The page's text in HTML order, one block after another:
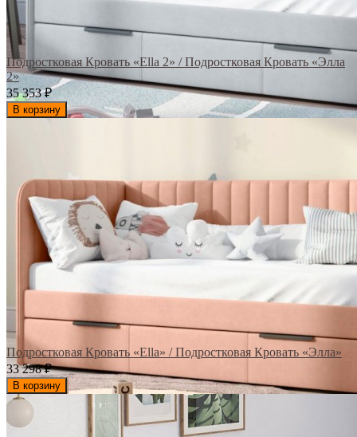
Подростковая Кровать «Ella 2» / Подростковая Кровать «Элла
2»
35 353₽
В корзину
Подростковая Кровать «Ella» / Подростковая Кровать «Элла»
33 298₽
В корзину